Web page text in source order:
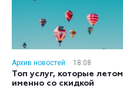
Архив новостей
18:08
Топ услуг, которые
именно со скидкой